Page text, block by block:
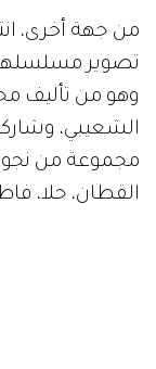
من جهة أخرى،
تصوير مسلسلها
وهو من تأليف
الشعيبي،
مجموعة من نجوم
القطان، حلا،